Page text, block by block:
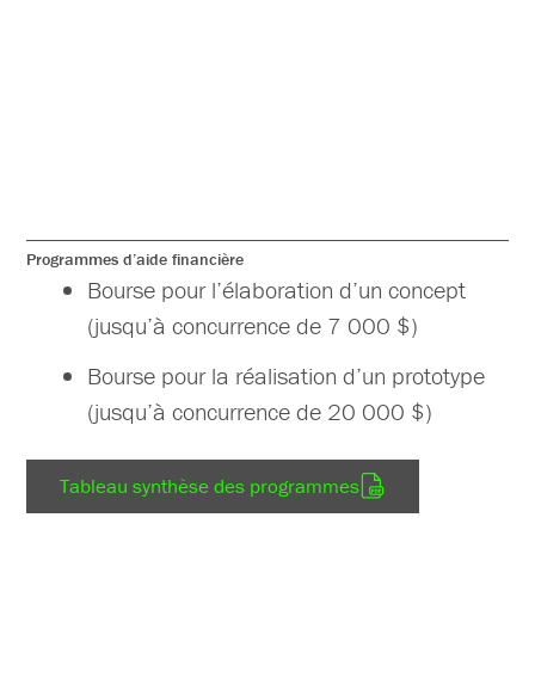
Programmes d’aide financière
Bourse pour l’élaboration d’un concept
(jusqu’à concurrence de 7 000 $)
Bourse pour la réalisation d’un prototype
(jusqu’à concurrence de 20 000 $)
Tableau synthèse des programmes